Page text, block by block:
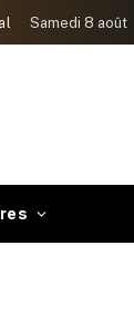
Samedi 8 août